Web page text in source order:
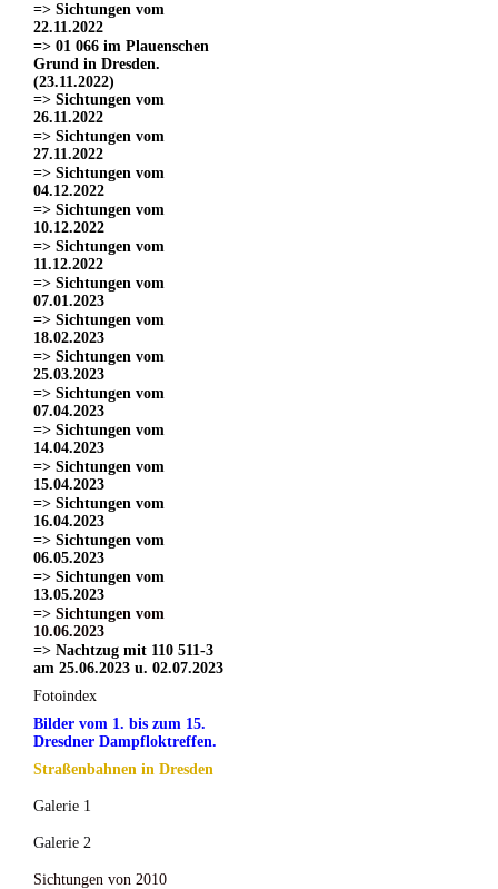
=> Sichtungen vom
22.11.2022
=> 01 066 im Plauenschen
Grund in Dresden.
(23.11.2022)
=> Sichtungen vom
26.11.2022
=> Sichtungen vom
27.11.2022
=> Sichtungen vom
04.12.2022
=> Sichtungen vom
10.12.2022
=> Sichtungen vom
11.12.2022
=> Sichtungen vom
07.01.2023
=> Sichtungen vom
18.02.2023
=> Sichtungen vom
25.03.2023
=> Sichtungen vom
07.04.2023
=> Sichtungen vom
14.04.2023
=> Sichtungen vom
15.04.2023
=> Sichtungen vom
16.04.2023
=> Sichtungen vom
06.05.2023
=> Sichtungen vom
13.05.2023
=> Sichtungen vom
10.06.2023
=> Nachtzug mit 110 511-3
am 25.06.2023 u. 02.07.2023
Fotoindex
Bilder vom 1. bis zum 15.
Dresdner Dampfloktreffen.
Straßenbahnen in Dresden
Galerie 1
Galerie 2
Sichtungen von 2010